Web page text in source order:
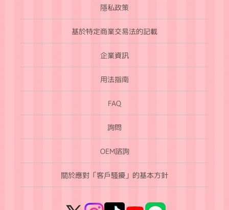
隱私政策
基於特定商業交易法的記載
企業資訊
用法指南
FAQ
詢問
OEM諮詢
關於應對「客戶騷擾」的基本方針